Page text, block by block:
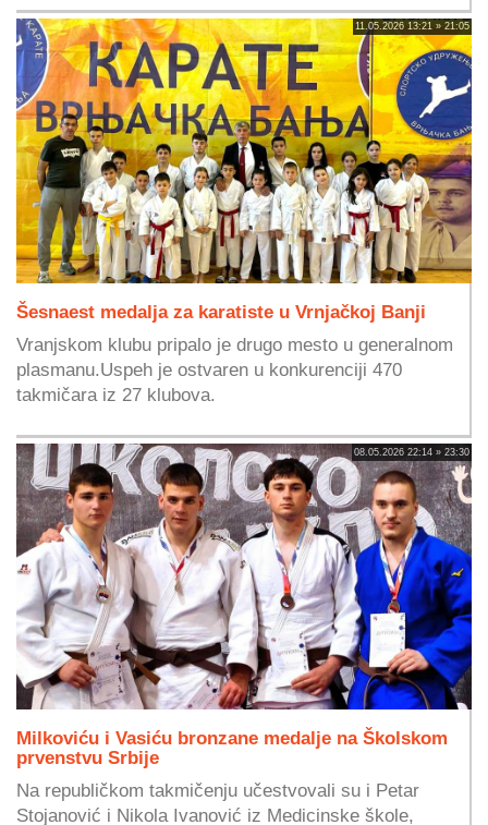
11.05.2026 13:21 » 21:05
Šesnaest medalja za karatiste u Vrnjačkoj Banji
Vranjskom klubu pripalo je drugo mesto u generalnom
plasmanu.Uspeh je ostvaren u konkurenciji 470
takmičara iz 27 klubova.
08.05.2026 22:14 » 23:30
Milkoviću i Vasiću bronzane medalje na Školskom
prvenstvu Srbije
Na republičkom takmičenju učestvovali su i Petar
Stojanović i Nikola Ivanović iz Medicinske škole,